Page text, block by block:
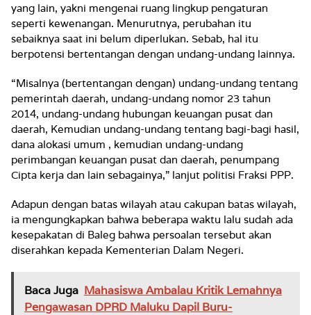
yang lain, yakni mengenai ruang lingkup pengaturan
seperti kewenangan. Menurutnya, perubahan itu
sebaiknya saat ini belum diperlukan. Sebab, hal itu
berpotensi bertentangan dengan undang-undang lainnya.
“Misalnya (bertentangan dengan) undang-undang tentang
pemerintah daerah, undang-undang nomor 23 tahun
2014, undang-undang hubungan keuangan pusat dan
daerah, Kemudian undang-undang tentang bagi-bagi hasil,
dana alokasi umum , kemudian undang-undang
perimbangan keuangan pusat dan daerah, penumpang
Cipta kerja dan lain sebagainya,” lanjut politisi Fraksi PPP.
Adapun dengan batas wilayah atau cakupan batas wilayah,
ia mengungkapkan bahwa beberapa waktu lalu sudah ada
kesepakatan di Baleg bahwa persoalan tersebut akan
diserahkan kepada Kementerian Dalam Negeri.
Baca Juga Mahasiswa Ambalau Kritik Lemahnya
Pengawasan DPRD Maluku Dapil Buru-